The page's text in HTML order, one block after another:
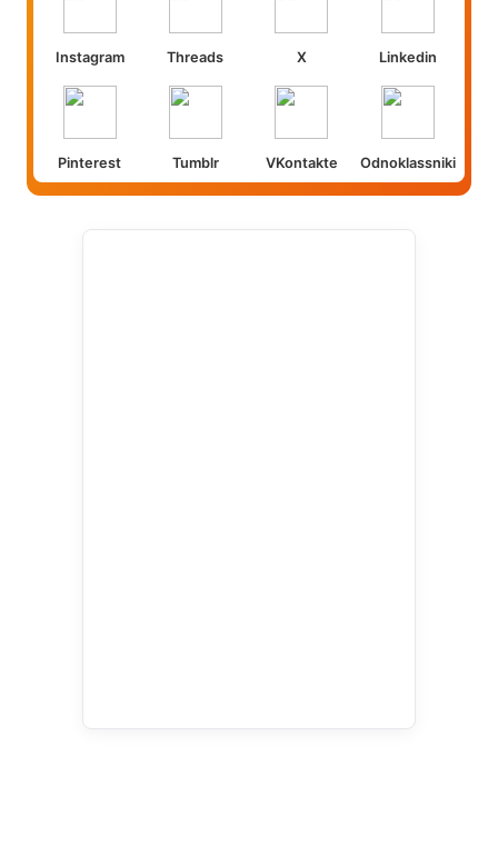
Instagram Threads X Linkedin
Pinterest Tumblr VKontakte Odnoklassniki